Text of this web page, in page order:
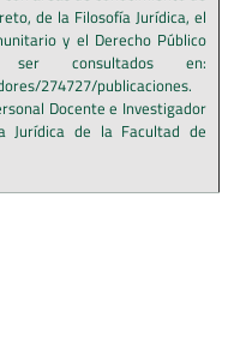
de la Filosofía Jurídica, el
y el Derecho Público
consultados en:
274727/publicaciones.
Docente e Investigador
Jurídica de la Facultad de